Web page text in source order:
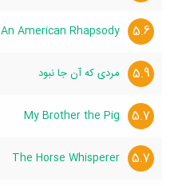
5.6
An American Rhapsody
5.9 مردی که آن جا نبود
5.7
My Brother the Pig
5.7
The Horse Whisperer